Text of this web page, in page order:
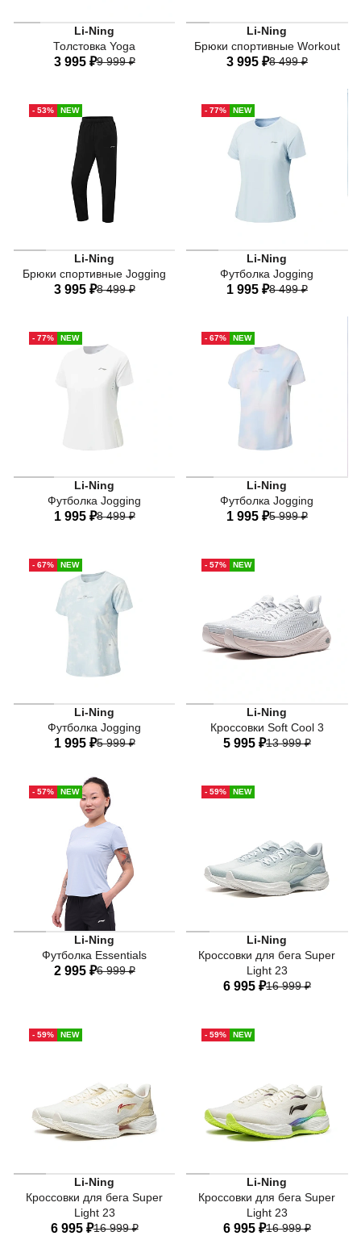
Li-Ning
Толстовка Yoga
3 995 ₽9 999 ₽
40 42
50
52
Li-Ning
Брюки спортивные Workout
3 995 ₽8 499 ₽
40 42
50
52
- 53% NEW
Li-Ning
Брюки спортивные Jogging
3 995 ₽8 499 ₽
40 42
50
- 77% NEW
Li-Ning
Футболка Jogging
1 995 ₽8 499 ₽
40 42
50
- 77% NEW
Li-Ning
Футболка Jogging
1 995 ₽8 499 ₽
40 42
50
- 67% NEW
Li-Ning
Футболка Jogging
1 995 ₽5 999 ₽
40 42
- 67% NEW
Li-Ning
Футболка Jogging
1 995 ₽5 999 ₽
40 42 44
50
- 57% NEW
Li-Ning
Кроссовки Soft Cool 3
5 995 ₽13 999 ₽
34 RU 34,5 RU
- 57% NEW
Li-Ning
Футболка Essentials
2 995 ₽6 999 ₽
50
- 59% NEW
Li-Ning
Кроссовки для бега Super
Light 23
Женские беговые
6 995 ₽16 999 ₽
34 RU 34,5 RU
- 59% NEW
Li-Ning
Кроссовки для бега Super
Light 23
Женские беговые кроссовки Li-Ning — модель для
6 995 ₽16 999 ₽
- 59% NEW
Li-Ning
Кроссовки для бега Super
Light 23
Женские беговые
6 995 ₽16 999 ₽